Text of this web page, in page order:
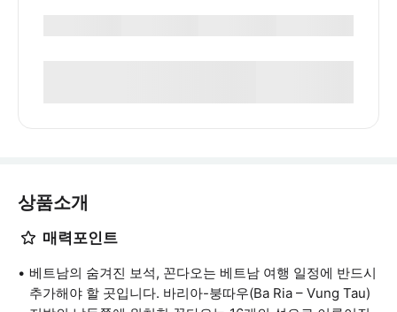
상품소개
매력포인트
베트남의 숨겨진 보석, 꼰다오는 베트남 여행 일정에 반드시
추가해야 할 곳입니다. 바리아-붕따우(Ba Ria – Vung Tau)